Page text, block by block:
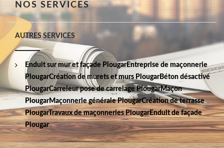
NOS SERVICES
AUTRES SERVICES
Enduit sur mur et façade PlougarEntreprise de maçonnerie
PlougarCréation de murets et murs PlougarBéton désactivé
PlougarCarreleur pose de carrelage PlougarMaçon
PlougarMaçonnerie générale PlougarCréation de terrasse
PlougarTravaux de maçonneries PlougarEnduit de façade
Plougar